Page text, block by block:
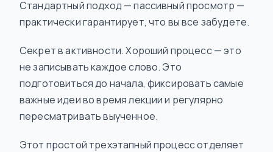
Стандартный подход — пассивный просмотр —
практически гарантирует, что вы все забудете.
Секрет в активности. Хороший процесс — это
не записывать каждое слово. Это
подготовиться до начала, фиксировать самые
важные идеи во время лекции и регулярно
пересматривать выученное.
Этот простой трехэтапный процесс отделяет